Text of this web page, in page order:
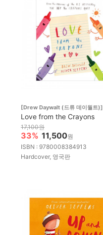
[Drew Daywalt (드류 데이월트)]
Love from the Crayons
17,100원
33% 11,500원
ISBN : 9780008384913
Hardcover, 영국판